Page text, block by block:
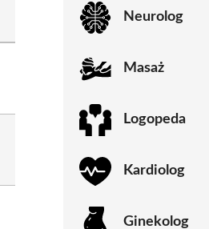
Neurolog
Masaż
Logopeda
Kardiolog
Ginekolog